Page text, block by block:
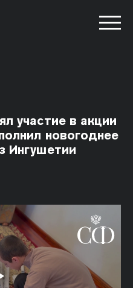
участие в акции
новогоднее
Ингушетии